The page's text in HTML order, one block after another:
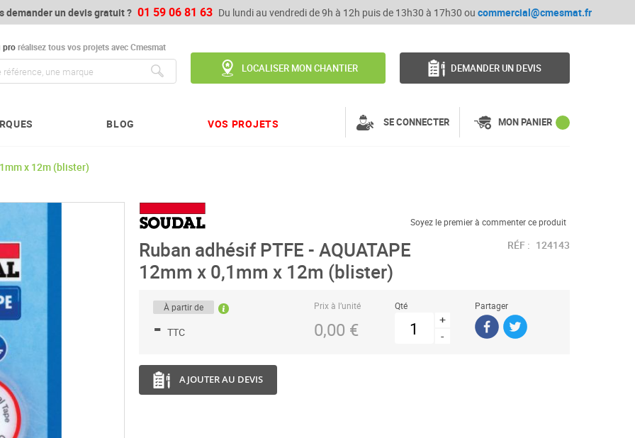
demander un devis gratuit ? 01 59 06 81 63 Du lundi au vendredi de 9h à 12h puis de 13h30 à 17h30 ou commercial@cmesmat.fr
proréalisez tous vos projets avec Cmesmat
LOCALISER MON CHANTIER DEMANDER UN DEVIS
BLOG VOS PROJETS SE CONNECTER MON PANIER
x 12m (blister)
Soyez le premier à commenter ce produit
Ruban adhésif PTFE - AQUATAPE
12mm x 0,1mm x 12m (blister)
RÉF : 124143
À partir de
- TTC
Prix à l’unité
0,00 €
Qté
+
-
Partager
AJOUTER AU DEVIS